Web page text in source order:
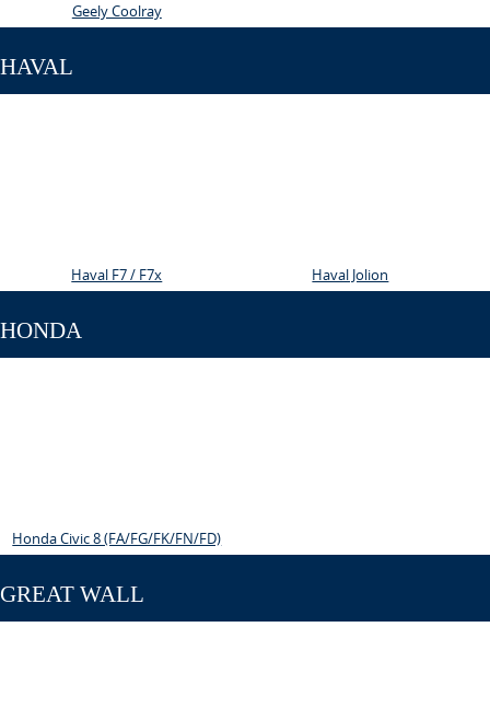
Geely Coolray
HAVAL
Haval F7 / F7x Haval Jolion
HONDA
Honda Civic 8 (FA/FG/FK/FN/FD)
GREAT WALL